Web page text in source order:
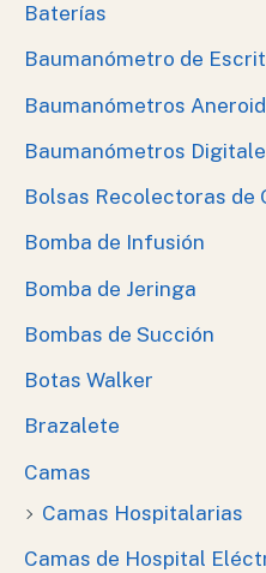
Baterías
Baumanómetro de
Baumanómetros
Baumanómetros
Bolsas Recolectoras de
Bomba de Infusión
Bomba de Jeringa
Bombas de Succión
Botas Walker
Brazalete
Camas
Camas Hospitalarias
Camas de Hospital